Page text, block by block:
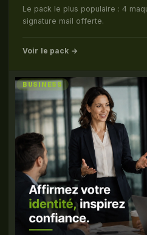
Le pack le plus populaire : 4
signature mail offerte.
Voir le pack →
BUSINESS